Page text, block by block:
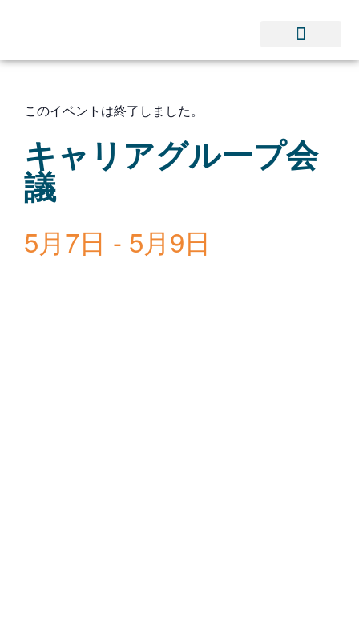
このイベントは終了しました。
キャリアグループ会
議
5月7日 - 5月9日